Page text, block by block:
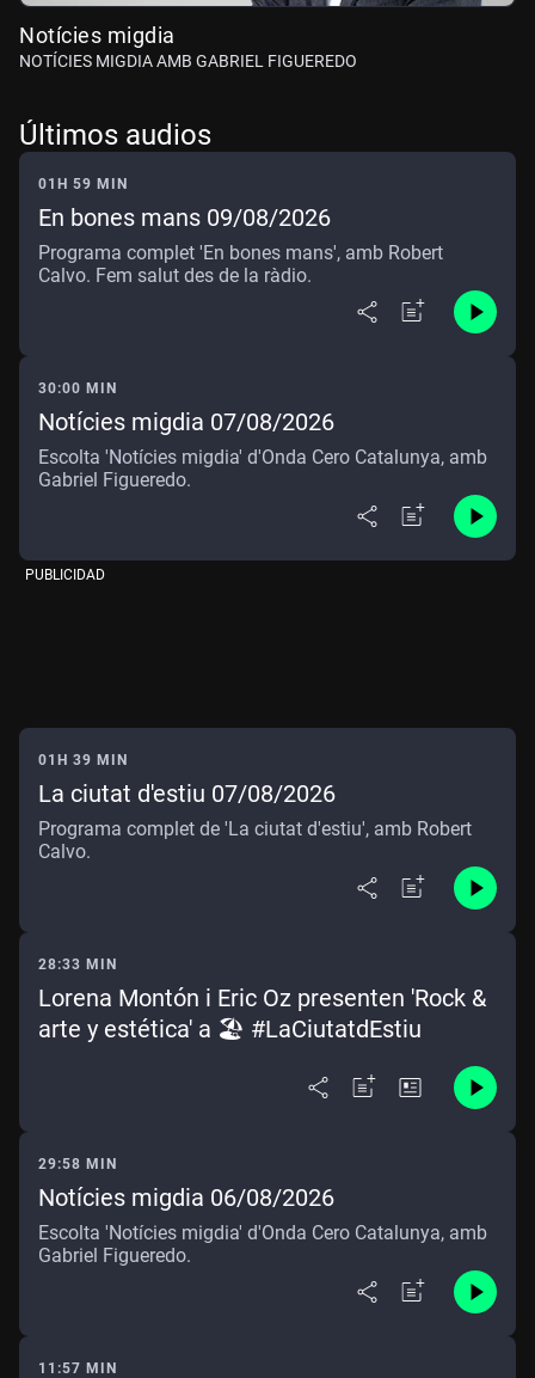
Notícies migdia
NOTÍCIES MIGDIA AMB GABRIEL FIGUEREDO
Últimos audios
01H 59 MIN
En bones mans 09/08/2026
Programa complet 'En bones mans', amb Robert
Calvo. Fem salut des de la ràdio.
30:00 MIN
Notícies migdia 07/08/2026
Escolta 'Notícies migdia' d'Onda Cero Catalunya, amb
Gabriel Figueredo.
PUBLICIDAD
01H 39 MIN
La ciutat d'estiu 07/08/2026
Programa complet de 'La ciutat d'estiu', amb Robert
Calvo.
28:33 MIN
Lorena Montón i Eric Oz presenten 'Rock &
arte y estética' a 🏖️ #LaCiutatdEstiu
29:58 MIN
Notícies migdia 06/08/2026
Escolta 'Notícies migdia' d'Onda Cero Catalunya, amb
Gabriel Figueredo.
11:57 MIN